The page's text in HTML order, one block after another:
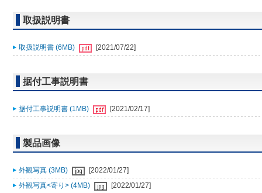
取扱説明書
取扱説明書 (6MB) [2021/07/22]
据付工事説明書
据付工事説明書 (1MB) [2021/02/17]
製品画像
外観写真 (3MB)
[2022/01/27]
外観写真<寄り> (4MB)
[2022/01/27]